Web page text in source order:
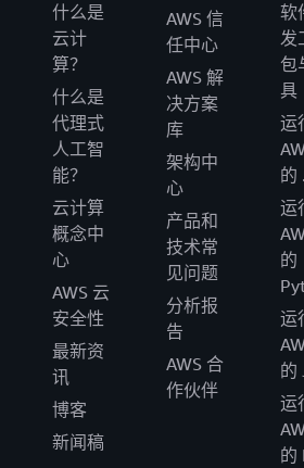
什么是
云计
算？
什么是
代理式
人工智
能？
云计算
概念中
心
AWS 云
安全性
最新资
讯
博客
新闻稿
AWS 信
任中心
AWS 解
决方案
库
架构中
心
产品和
技术常
见问题
分析报
告
AWS 合
作伙伴
软
发
包
具
运
的
运
的
运
的
运
的